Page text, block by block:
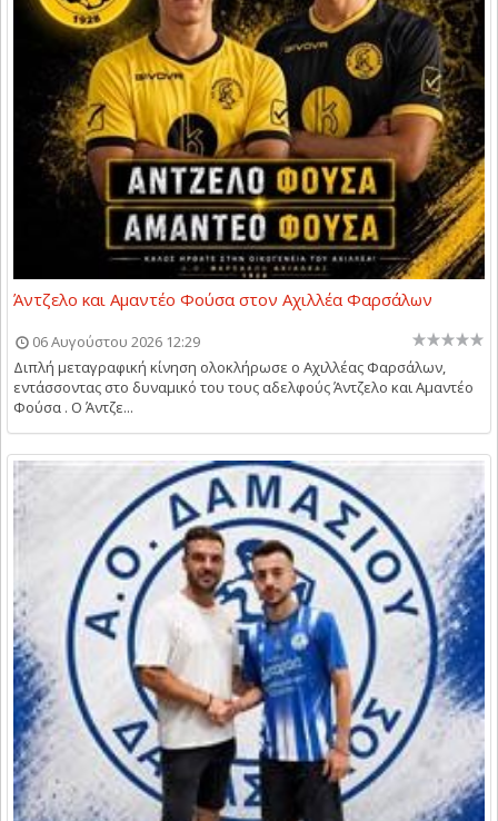
Άντζελο και Αμαντέο Φούσα στον Αχιλλέα Φαρσάλων
06 Αυγούστου 2026 12:29
Διπλή μεταγραφική κίνηση ολοκλήρωσε ο Αχιλλέας Φαρσάλων,
εντάσσοντας στο δυναμικό του τους αδελφούς Άντζελο και Αμαντέο
Φούσα . Ο Άντζε...